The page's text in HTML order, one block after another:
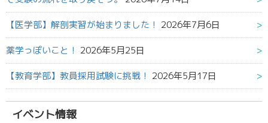
【医学部】解剖実習が始まりました！ 2026年7月6日
薬学っぽいこと！ 2026年5月25日
【教育学部】教員採用試験に挑戦！ 2026年5月17日
イベント情報